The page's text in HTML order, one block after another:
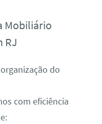
Mobiliário
RJ
do
com eficiência